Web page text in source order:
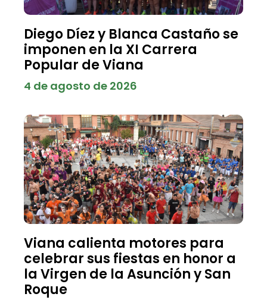
Diego Díez y Blanca Castaño se
imponen en la XI Carrera
Popular de Viana
4 de agosto de 2026
Viana calienta motores para
celebrar sus fiestas en honor a
la Virgen de la Asunción y San
Roque